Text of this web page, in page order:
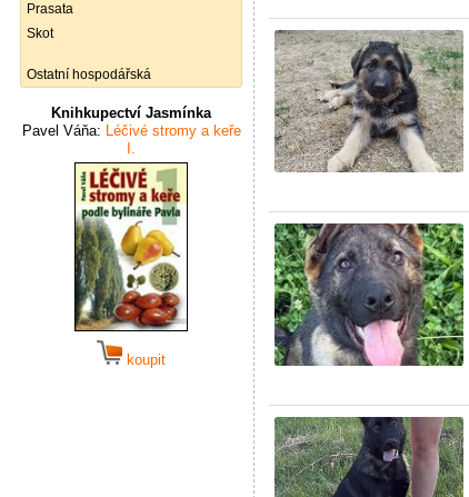
Prasata
Skot
Ostatní hospodářská
Knihkupectví Jasmínka
Pavel Váňa: Léčivé stromy a keře
I.
koupit